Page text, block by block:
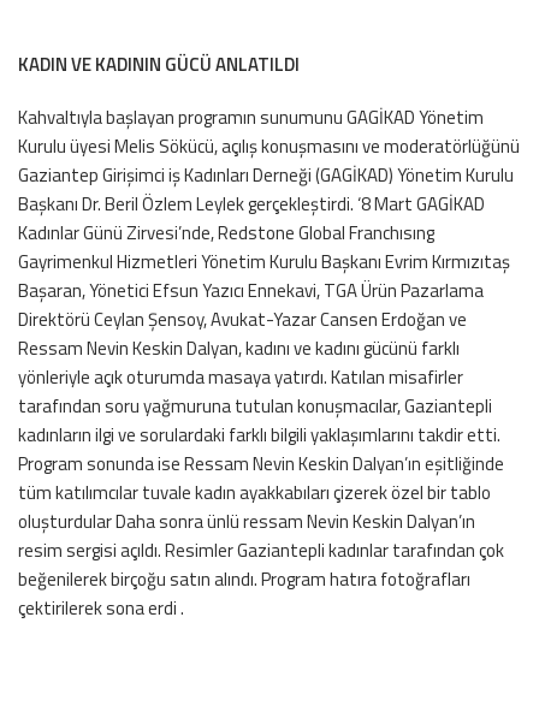
KADIN VE KADININ GÜCÜ ANLATILDI
Kahvaltıyla başlayan programın sunumunu GAGİKAD Yönetim
Kurulu üyesi Melis Sökücü, açılış konuşmasını ve moderatörlüğünü
Gaziantep Girişimci iş Kadınları Derneği (GAGİKAD) Yönetim Kurulu
Başkanı Dr. Beril Özlem Leylek gerçekleştirdi. ‘8 Mart GAGİKAD
Kadınlar Günü Zirvesi’nde, Redstone Global Franchısıng
Gayrimenkul Hizmetleri Yönetim Kurulu Başkanı Evrim Kırmızıtaş
Başaran, Yönetici Efsun Yazıcı Ennekavi, TGA Ürün Pazarlama
Direktörü Ceylan Şensoy, Avukat-Yazar Cansen Erdoğan ve
Ressam Nevin Keskin Dalyan, kadını ve kadını gücünü farklı
yönleriyle açık oturumda masaya yatırdı. Katılan misafirler
tarafından soru yağmuruna tutulan konuşmacılar, Gaziantepli
kadınların ilgi ve sorulardaki farklı bilgili yaklaşımlarını takdir etti.
Program sonunda ise Ressam Nevin Keskin Dalyan’ın eşitliğinde
tüm katılımcılar tuvale kadın ayakkabıları çizerek özel bir tablo
oluşturdular Daha sonra ünlü ressam Nevin Keskin Dalyan’ın
resim sergisi açıldı. Resimler Gaziantepli kadınlar tarafından çok
beğenilerek birçoğu satın alındı. Program hatıra fotoğrafları
çektirilerek sona erdi .